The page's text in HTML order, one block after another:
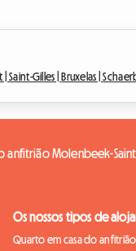
|Saint-Gilles | Bruxelas |
anfitrião Molenbeek-
Os nossos tipos de
Quarto em casa do anfitrião